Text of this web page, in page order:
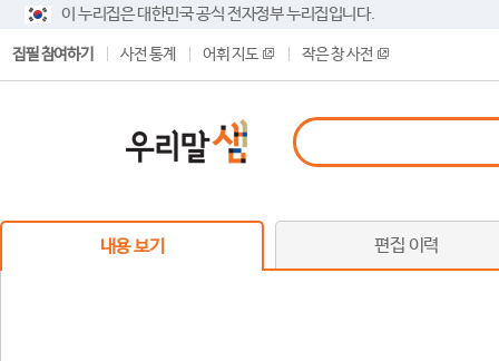
이 누리집은 대한민국 공식 전자정부 누리집입니다.
집필 참여하기 사전 통계 어휘 지도 작은 창 사전
내용 보기 편집 이력